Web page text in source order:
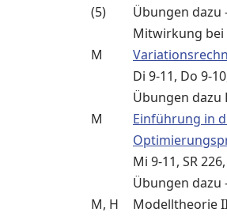
(5)
Übungen dazu
Mitwirkung bei
M
Di 9-11, Do 9-
Übungen dazu
M
Einführung in
Mi 9-11, SR
Übungen dazu
M, H
Modelltheorie